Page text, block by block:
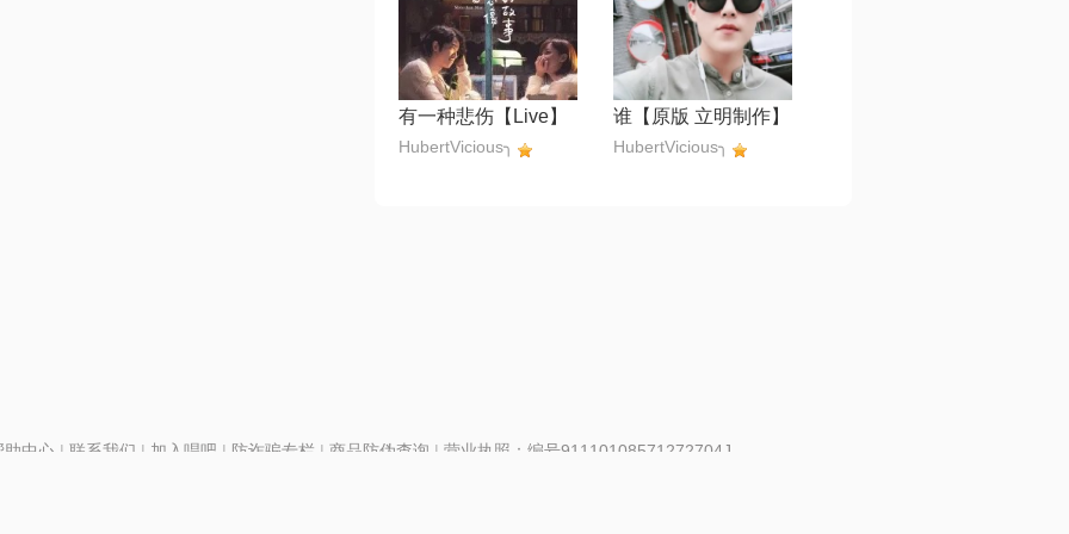
有一种悲伤【Live】
HubertVicious╮
谁【原版 立明制作】
HubertVicious╮
助中心 | 联系我们 | 加入唱吧 | 防诈骗专栏 | 商品防伪查询 | 营业执照：编号91110108571272704J